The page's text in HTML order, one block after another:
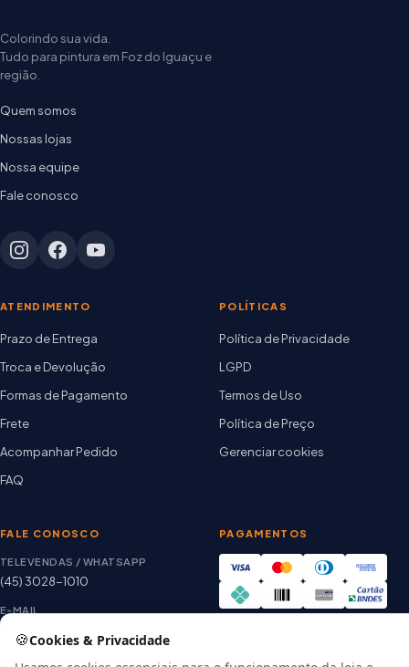
Colorindo sua vida.
Tudo para pintura em Foz do Iguaçu e
região.
Quem somos
Nossas lojas
Nossa equipe
Fale conosco
ATENDIMENTO
Prazo de Entrega
Troca e Devolução
Formas de Pagamento
Frete
Acompanhar Pedido
FAQ
POLÍTICAS
Política de Privacidade
LGPD
Termos de Uso
Política de Preço
Gerenciar cookies
FALE CONOSCO
TELEVENDAS / WHATSAPP
(45) 3028-1010
E-MAIL
PAGAMENTOS
🍪Cookies & Privacidade